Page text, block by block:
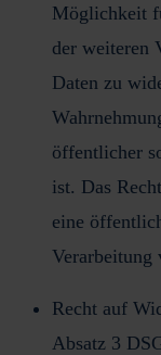
Möglichkeit
der weiteren
Daten zu
öffentlicher
ist. Das
eine
Verarbeitung
Recht auf
Absatz 3